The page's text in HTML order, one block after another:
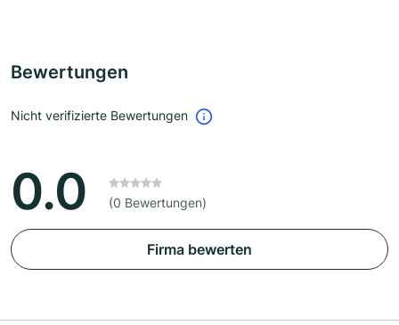
Bewertungen
Nicht verifizierte Bewertungen
0.0 (0 Bewertungen)
Firma bewerten